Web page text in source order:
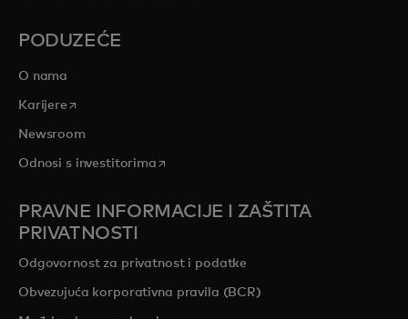
PODUZEĆE
O nama
Karijereopens in a new tab
Newsroom
Odnosi s investitorimaopens in a new tab
PRAVNE INFORMACIJE I ZAŠTITA
PRIVATNOSTI
Odgovornost za privatnost i podatke
Obvezujuća korporativna pravila (BCR)